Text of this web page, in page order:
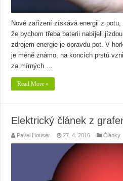
Nové zařízení získává energii z
že bychom třeba baterii nabíjeli
zdrojem energie je opravdu pot. V
je méně známo, na koncích prstů
za mírných …
Read More »
Elektrický článek z
Pavel Houser 27. 4. 2016 Články